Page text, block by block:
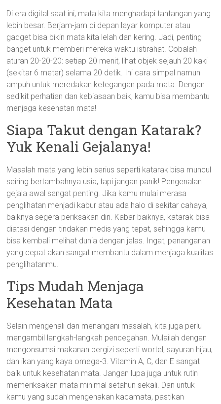
Di era digital saat ini, mata kita menghadapi tantangan yang
lebih besar. Berjam-jam di depan layar komputer atau
gadget bisa bikin mata kita lelah dan kering. Jadi, penting
banget untuk memberi mereka waktu istirahat. Cobalah
aturan 20-20-20: setiap 20 menit, lihat objek sejauh 20 kaki
(sekitar 6 meter) selama 20 detik. Ini cara simpel namun
ampuh untuk meredakan ketegangan pada mata. Dengan
sedikit perhatian dan kebiasaan baik, kamu bisa membantu
menjaga kesehatan mata!
Siapa Takut dengan Katarak?
Yuk Kenali Gejalanya!
Masalah mata yang lebih serius seperti katarak bisa muncul
seiring bertambahnya usia, tapi jangan panik! Pengenalan
gejala awal sangat penting. Jika kamu mulai merasa
penglihatan menjadi kabur atau ada halo di sekitar cahaya,
baiknya segera periksakan diri. Kabar baiknya, katarak bisa
diatasi dengan tindakan medis yang tepat, sehingga kamu
bisa kembali melihat dunia dengan jelas. Ingat, penanganan
yang cepat akan sangat membantu dalam menjaga kualitas
penglihatanmu.
Tips Mudah Menjaga
Kesehatan Mata
Selain mengenali dan menangani masalah, kita juga perlu
mengambil langkah-langkah pencegahan. Mulailah dengan
mengonsumsi makanan bergizi seperti wortel, sayuran hijau,
dan ikan yang kaya omega-3. Vitamin A, C, dan E sangat
baik untuk kesehatan mata. Jangan lupa juga untuk rutin
memeriksakan mata minimal setahun sekali. Dan untuk
kamu yang sudah mengenakan kacamata, pastikan